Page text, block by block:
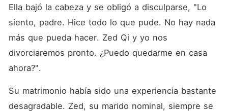
Ella bajó la cabeza y se obligó a disculparse, "Lo
siento, padre. Hice todo lo que pude. No hay nada
más que pueda hacer. Zed Qi y yo nos
divorciaremos pronto. ¿Puedo quedarme en casa
ahora?".
Su matrimonio había sido una experiencia bastante
desagradable. Zed, su marido nominal, siempre se